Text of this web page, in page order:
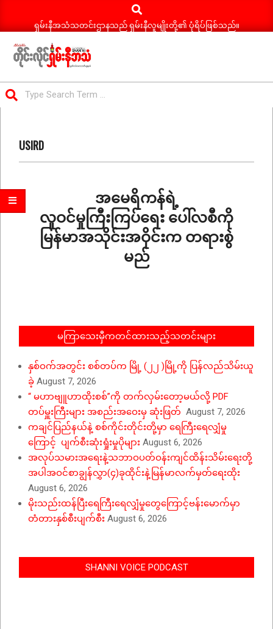
Search
ရှမ်းနီအသံသတင်းဌာနသည် ရှမ်းနီလူမျိုးတို့၏ ပုံရိပ်ဖြစ်သည်။
ရှမ်း
နီ
သတင်း
MenuUSIRD
အမေရိကန်ရဲ့
လူဝင်မှုကြီးကြပ်ရေး ပေါ်လစီကို
မြန်မာအသိုင်းအဝိုင်းက တရားစွဲ
မည်
မကြာသေးမှီကတင်ထားသည့်သတင်းများ
နှစ်ဝက်အတွင်း စစ်တပ်က မြို့ (၂၂ )မြို့ကို ပြန်လည်သိမ်းယူ
ခဲ့ August 7, 2026
“ မဟာဗျူဟာထိုးစစ်”ကို တက်လှမ်းတော့မယ်လို့ PDF
တပ်မှူးကြီးများ အစည်းအဝေးမှ ဆုံးဖြတ် August 7, 2026
ကချင်ပြည်နယ်နဲ့ စစ်ကိုင်းတိုင်းတို့မှာ ရေကြီးရေလျှံမှု
ကြောင့် ပျက်စီးဆုံးရှုံးမှုပိုများ August 6, 2026
အလုပ်သမားအရေးနဲ့သဘာဝပတ်ဝန်းကျင်ထိန်းသိမ်းရေးတို့
အပါအဝင်စာချွန်လွှာ(၄)ခုထိုင်းနဲ့မြန်မာလက်မှတ်ရေးထိုး
August 6, 2026
မိုးသည်းထန်ပြီးရေကြီးရေလျှံမှုတွေကြောင့်ဗန်းမောက်မှာ
တံတားနှစ်စီးပျက်စီး August 6, 2026
SHANNI VOICE PODCAST